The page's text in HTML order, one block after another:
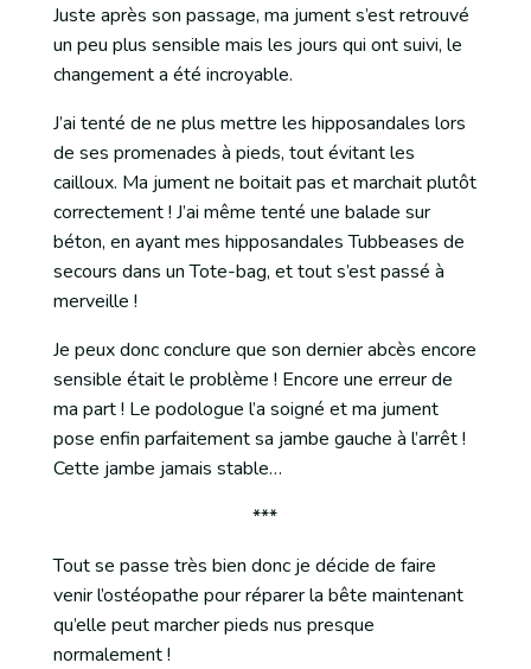
Juste après son passage, ma jument s’est retrouvé
un peu plus sensible mais les jours qui ont suivi, le
changement a été incroyable.
J’ai tenté de ne plus mettre les hipposandales lors
de ses promenades à pieds, tout évitant les
cailloux. Ma jument ne boitait pas et marchait plutôt
correctement ! J’ai même tenté une balade sur
béton, en ayant mes hipposandales Tubbeases de
secours dans un Tote-bag, et tout s’est passé à
merveille !
Je peux donc conclure que son dernier abcès encore
sensible était le problème ! Encore une erreur de
ma part ! Le podologue l’a soigné et ma jument
pose enfin parfaitement sa jambe gauche à l’arrêt !
Cette jambe jamais stable…
***
Tout se passe très bien donc je décide de faire
venir l’ostéopathe pour réparer la bête maintenant
qu’elle peut marcher pieds nus presque
normalement !